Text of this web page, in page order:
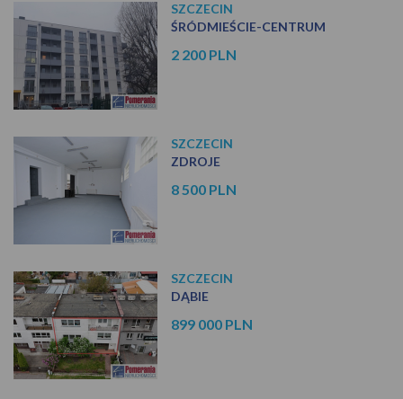
SZCZECIN
ŚRÓDMIEŚCIE-CENTRUM
2 200 PLN
SZCZECIN
ZDROJE
8 500 PLN
SZCZECIN
DĄBIE
899 000 PLN